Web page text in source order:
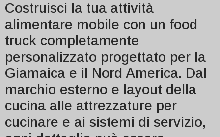
Costruisci la tua attività
alimentare mobile con un food
truck completamente
personalizzato progettato per la
Giamaica e il Nord America. Dal
marchio esterno e layout della
cucina alle attrezzature per
cucinare e ai sistemi di servizio,